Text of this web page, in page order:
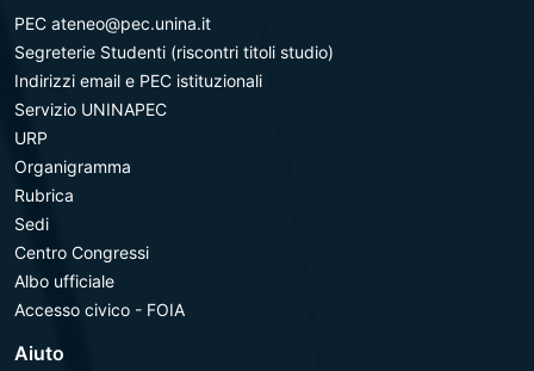
PEC ateneo@pec.unina.it
Segreterie Studenti (riscontri titoli studio)
Indirizzi email e PEC istituzionali
Servizio UNINAPEC
URP
Organigramma
Rubrica
Sedi
Centro Congressi
Albo ufficiale
Accesso civico - FOIA
Aiuto